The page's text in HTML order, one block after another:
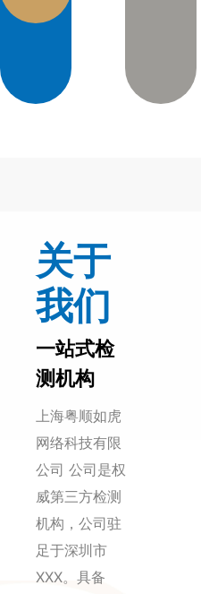
关于
我们
一站式检
测机构
上海粤顺如虎
网络科技有限
公司 公司是权
威第三方检测
机构，公司驻
足于深圳市
XXX。具备